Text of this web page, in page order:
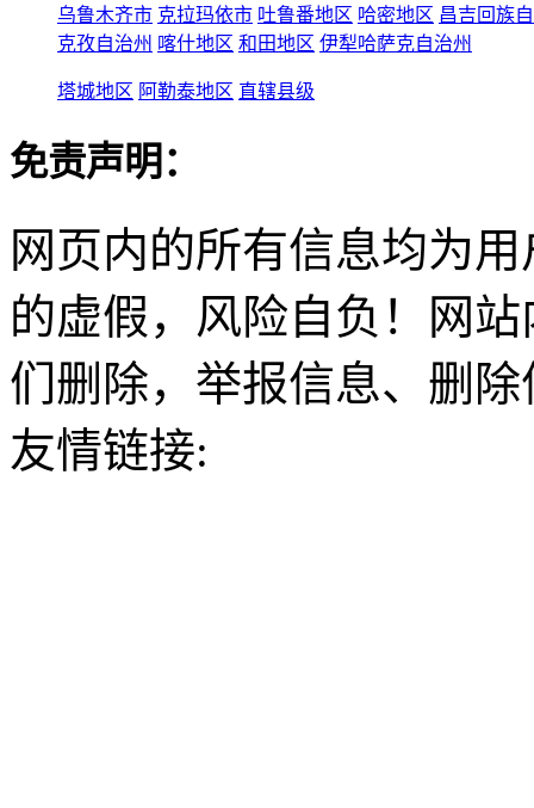
乌鲁木齐市 克拉玛依市 吐鲁番地区 哈密地区 昌吉回族
克孜自治州 喀什地区 和田地区 伊犁哈萨克自治州
塔城地区 阿勒泰地区 直辖县级
免责声明：
网页内的所有信息均为
的虚假，风险自负！网
们删除，举报信息、删
友情链接: